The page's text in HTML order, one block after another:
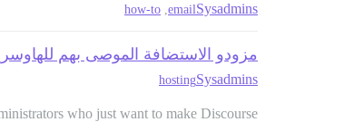
Sysadmins
email
how-to
مزودو الاستضافة الموصى بهم
Sysadmins
hosting
who just want to make Discourse